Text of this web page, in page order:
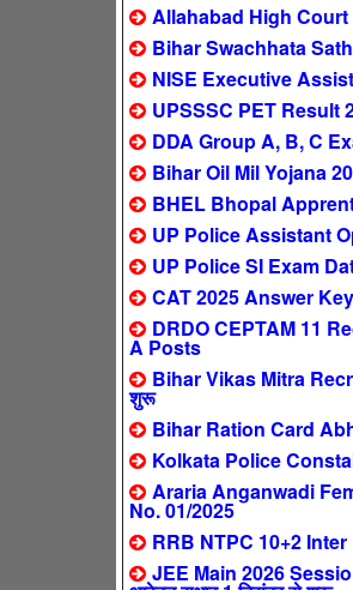
Allahabad High
Bihar Swachhata Sathi
NISE Executive
UPSSSC PET Result
DDA Group A, B, C
Bihar Oil Mil Yojana
BHEL Bhopal
UP Police Assistant
UP Police SI Exam Date
CAT 2025 Answer
DRDO CEPTAM 11
A Posts
Bihar Vikas Mitra
शुरू
Bihar Ration Card
Kolkata Police
Araria Anganwadi
No. 01/2025
RRB NTPC 10+2 Inter
JEE Main 2026